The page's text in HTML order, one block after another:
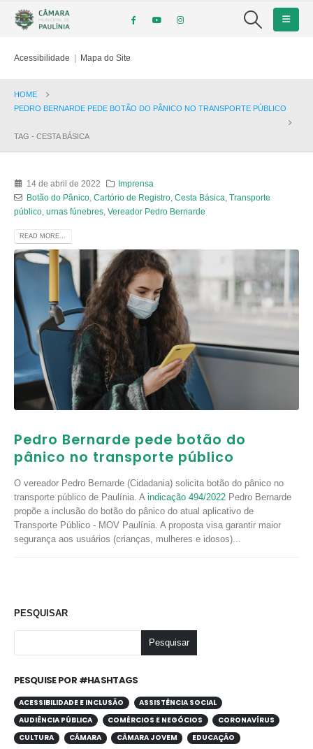
Acessibilidade | Mapa do Site
HOME
PEDRO BERNARDE PEDE BOTÃO DO PÂNICO NO TRANSPORTE PÚBLICO
TAG - CESTA BÁSICA
14 de abril de 2022
Imprensa
Botão do Pânico, Cartório de Registro, Cesta Básica Transporte
público urnas fúnebres Vereador Pedro Bernarde
READ MORE...
Pedro Bernarde pede botão do
pânico no transporte público
O vereador Pedro Bernarde (Cidadania) solicita botão do pânico no
transporte público de Paulínia. A indicação 494/2022 Pedro Bernarde
propõe a inclusão do botão do pânico do atual aplicativo de
Transporte Público - MOV Paulínia. A proposta visa garantir maior
segurança aos usuários (crianças, mulheres e idosos)...
PESQUISAR
Pesquisar
PESQUISE POR #HASHTAGS
ACESSIBILIDADE E INCLUSÃO
ASSISTÊNCIA SOCIAL
AUDIÊNCIA PÚBLICA
COMÉRCIOS E NEGÓCIOS
CORONAVÍRUS
CULTURA
CÂMARA CÂMARA JOVEM
EDUCAÇÃO